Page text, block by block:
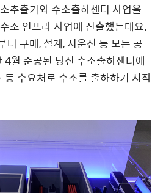
추출기와 수소출하센터 사업을
소 인프라 사업에 진출했는데요.
터 구매, 설계, 시운전 등 모든 공
4월 준공된 당진 수소출하센터에
등 수요처로 수소를 출하하기 시작